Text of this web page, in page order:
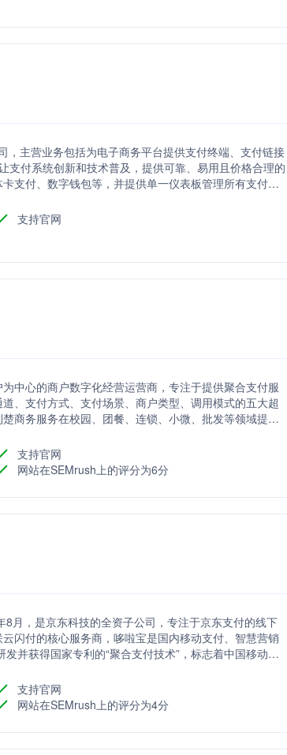
，主营业务包括为电子商务平台提供支付终端、支付链接
支付系统创新和技术普及，提供可靠、易用且价格合理的
支付、数字钱包等，并提供单一仪表板管理所有支付，
支持官网
中心的商户数字化经营运营商，专注于提供聚合支付服
、支付方式、支付场景、商户类型、调用模式的五大超
商务服务在校园、团餐、连锁、小微、批发等领域提供
支持官网
网站在SEMrush上的评分为6分
月，是京东科技的全资子公司，专注于京东支付的线下
闪付的核心服务商，哆啦宝是国内移动支付、智慧营销
并获得国家专利的“聚合支付技术”，标志着中国移动支
支持官网
网站在SEMrush上的评分为4分